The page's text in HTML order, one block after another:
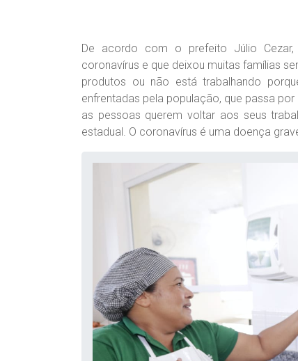
De acordo com o prefeito Júlio
coronavírus e que deixou muitas famílias
produtos ou não está trabalhando
enfrentadas pela população, que passa
as pessoas querem voltar aos seus
estadual. O coronavírus é uma doença